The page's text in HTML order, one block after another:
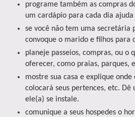
programe também as compras
um cardápio para cada dia ajuda
se você não tem uma secretária
convoque o marido e filhos para
planeje passeios, compras, ou o
oferecer, como praias, parques,
mostre sua casa e explique
colocará seus pertences, etc. Dê
ele(a) se instale.
comunique a seus hospedes o